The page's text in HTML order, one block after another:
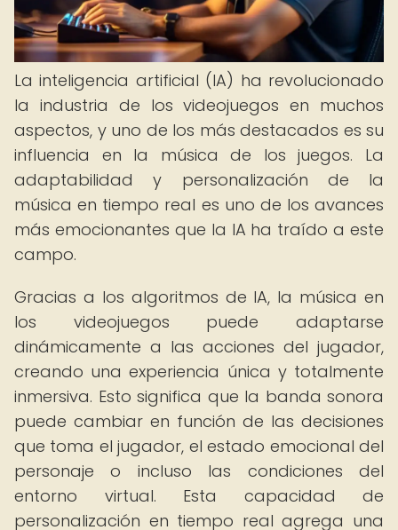
La inteligencia artificial (IA) ha revolucionado
la industria de los videojuegos en muchos
aspectos, y uno de los más destacados es su
influencia en la música de los juegos. La
adaptabilidad y personalización de la
música en tiempo real es uno de los avances
más emocionantes que la IA ha traído a este
campo.
Gracias a los algoritmos de IA, la música en
los videojuegos puede adaptarse
dinámicamente a las acciones del jugador,
creando una experiencia única y totalmente
inmersiva. Esto significa que la banda sonora
puede cambiar en función de las decisiones
que toma el jugador, el estado emocional del
personaje o incluso las condiciones del
entorno virtual. Esta capacidad de
personalización en tiempo real agrega una